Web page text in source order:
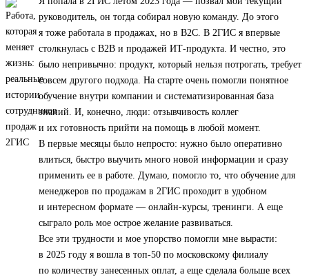
руководитель, он тогда собирал новую команду. До этого
я тоже работала в продажах, но в B2C. В 2ГИС я впервые
столкнулась с B2B и продажей ИТ‑продукта. И честно, это
было непривычно: продукт, который нельзя потрогать, требует
совсем другого подхода. На старте очень помогли понятное
обучение внутри компании и систематизированная база
знаний. И, конечно, люди: отзывчивость коллег
и их готовность прийти на помощь в любой момент.
В первые месяцы было непросто: нужно было оперативно
влиться, быстро выучить много новой информации и сразу
применить ее в работе. Думаю, помогло то, что обучение для
менеджеров по продажам в 2ГИС проходит в удобном
и интересном формате — онлайн-курсы, тренинги. А еще
сыграло роль мое острое желание развиваться.
Все эти трудности и мое упорство помогли мне вырасти:
в 2025 году я вошла в топ‑50 по московскому филиалу
по количеству занесенных оплат, а еще сделала больше всех